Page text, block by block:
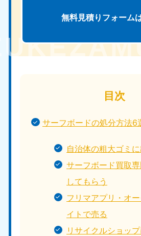
無料見積りフォーム
目次
サーフボードの処分方法6
自治体の粗大ゴミ
サーフボード買取
してもらう
フリマアプリ・オ
イトで売る
リサイクルショッ